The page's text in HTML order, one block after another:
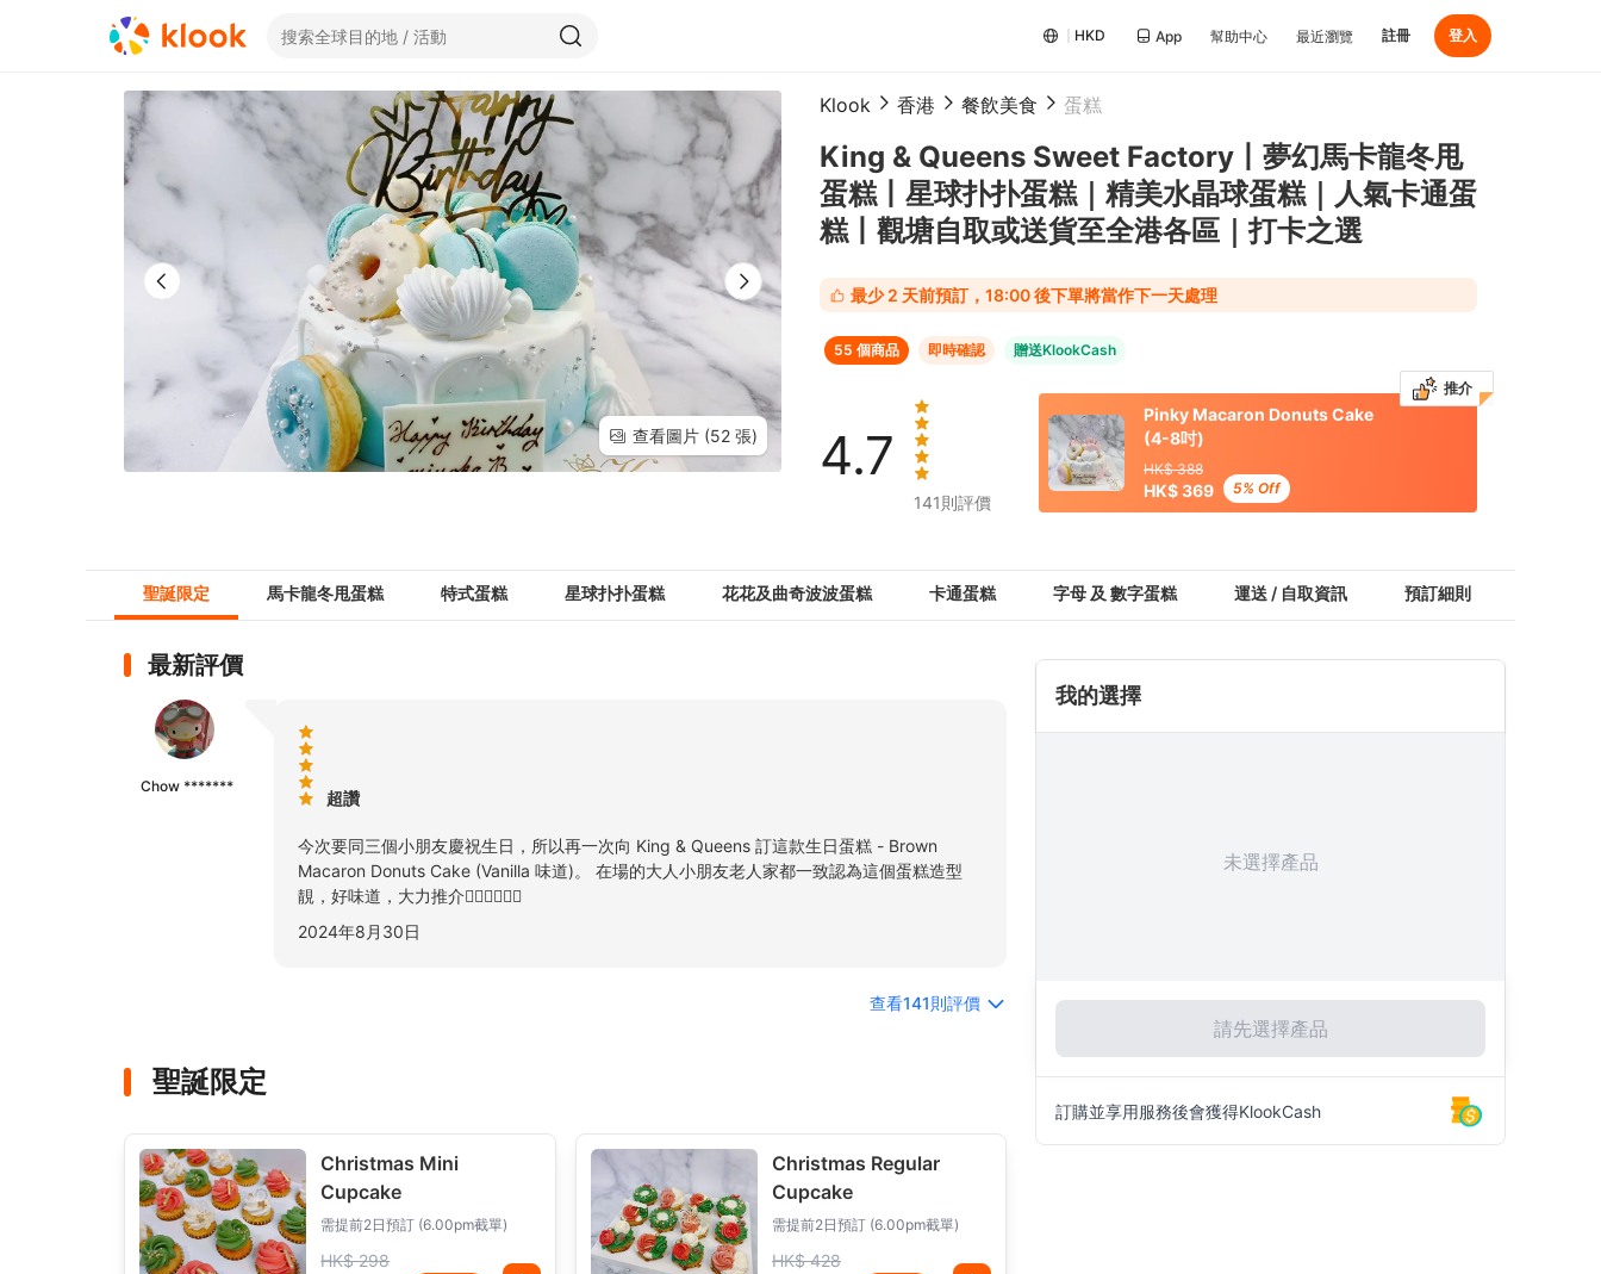
HKD App 幫助中心 最近瀏覽 註冊 登入
查看圖片 (52 張)
Klook 香港 餐飲美食 蛋糕
King & Queens Sweet Factory丨夢幻馬卡龍冬甩
蛋糕丨星球扑扑蛋糕｜精美水晶球蛋糕｜人氣卡通蛋
糕丨觀塘自取或送貨至全港各區｜打卡之選
最少 2 天前預訂，18:00 後下單將當作下一天處理
55 個商品 即時確認 贈送KlookCash
4.7
141則評價
Pinky Macaron Donuts Cake
(4-8吋)
HK$ 388
HK$ 369 5% Off
推介
聖誕限定 馬卡龍冬甩蛋糕 特式蛋糕 星球扑扑蛋糕 花花及曲奇波波蛋糕 卡通蛋糕 字母 及 數字蛋糕 運送 / 自取資訊 預訂細則
最新評價
Chow *******
超讚
今次要同三個小朋友慶祝生日，所以再一次向 King & Queens 訂這款生日蛋糕 - Brown
Macaron Donuts Cake (Vanilla 味道)。 在場的大人小朋友老人家都一致認為這個蛋糕造型
靚，好味道，大力推介👍🏻👍🏻👍🏻
2024年8月30日
查看141則評價
聖誕限定
Christmas Mini
Cupcake
需提前2日預訂 (6.00pm截單)
HK$ 298
Christmas Regular
Cupcake
需提前2日預訂 (6.00pm截單)
HK$ 428
我的選擇
未選擇產品
請先選擇產品
訂購並享用服務後會獲得KlookCash